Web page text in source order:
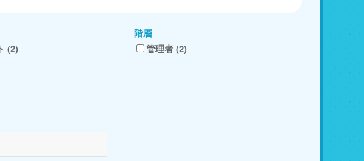
(2)
階層
管理者 (2)